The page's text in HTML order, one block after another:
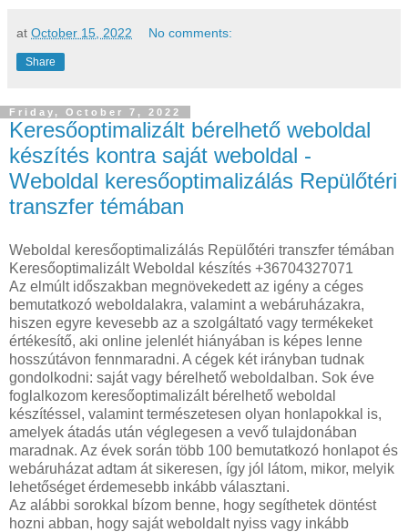
at October 15, 2022 No comments:
Share
Friday, October 7, 2022
Keresőoptimalizált bérelhető weboldal
készítés kontra saját weboldal -
Weboldal keresőoptimalizálás Repülőtéri
transzfer témában
Weboldal keresőoptimalizálás Repülőtéri transzfer témában
Keresőoptimalizált Weboldal készítés +36704327071
Az elmúlt időszakban megnövekedett az igény a céges
bemutatkozó weboldalakra, valamint a webáruházakra,
hiszen egyre kevesebb az a szolgáltató vagy termékeket
értékesítő, aki online jelenlét hiányában is képes lenne
hosszútávon fennmaradni. A cégek két irányban tudnak
gondolkodni: saját vagy bérelhető weboldalban. Sok éve
foglalkozom keresőoptimalizált bérelhető weboldal
készítéssel, valamint természetesen olyan honlapokkal is,
amelyek átadás után véglegesen a vevő tulajdonában
maradnak. Az évek során több 100 bemutatkozó honlapot és
webáruházat adtam át sikeresen, így jól látom, mikor, melyik
lehetőséget érdemesebb inkább választani.
Az alábbi sorokkal bízom benne, hogy segíthetek döntést
hozni abban, hogy saját weboldalt nyiss vagy inkább